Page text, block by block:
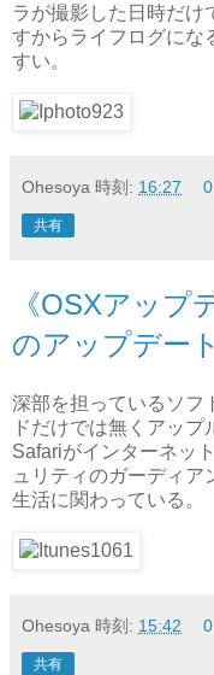
ラが撮影した日時だけ
すからライフログにな
すい。
Ohesoya 時刻: 16:27
共有
《OSXアップ
のアップデート
深部を担っているソフ
ドだけでは無くアップ
Safariがインターネッ
ュリティのガーディ
生活に関わっている。
Ohesoya 時刻: 15:42
共有